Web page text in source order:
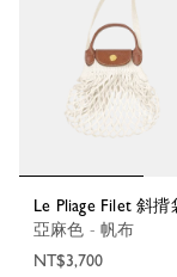
Le Pliage Filet 斜揹
亞麻色 - 帆布
NT$3,700